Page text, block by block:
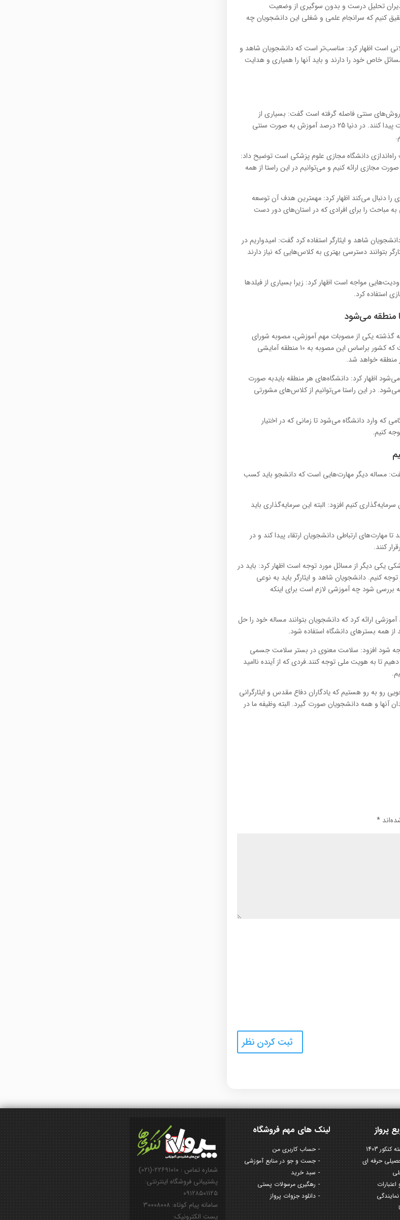
تحلیل درست و بدون سوگیری از وضعیت
کنیم که سرانجام علمی و شغلی این دانشجویان چه
است اظهار کرد: مناسب‌تر است که دانشجویان شاهد و
خاص خود را دارند و باید آنها را همیاری و هدایت
روش‌های سنتی فاصله گرفته است گفت: بسیاری از
آموزش‌ها مجازی شده و افراد می‌توانند به صورت مجازی به مباحث دست پیدا کنند. در دنیا 25 درصد آموزش به صورت سنتی
راه‌اندازی دانشگاه مجازی علوم پزشکی است توضیح داد:
مجازی ارائه کنیم و می‌توانیم در این راستا از همه
را دنبال می‌کند اظهار کرد: مهمترین هدف آن توسعه
مباحث را برای افرادی که در استان‌های دور دست
شاهد و ایثارگر استفاده کرد گفت: امیدواریم در
بتوانند دسترسی بهتری به کلاس‌هایی که نیاز دارند
مواجه است اظهار کرد: زیرا بسیاری از فیلدها
استفاده کرد.
منطقه می‌شود
گذشته یکی از مصوبات مهم آموزشی، مصوبه شورای
عالی انقلاب فرهنگی در حوزه آموزش پزشکی آمایش آموزش پزشکی است که کشور براساس این مصوبه به 10 منطقه آمایشی
منطقه خواهد شد.
اظهار کرد: دانشگاه‌های هر منطقه بایدبه صورت
در این راستا می‌توانیم از کلاس‌های مشورتی
که وارد دانشگاه می‌شود تا زمانی که در اختیار
کنیم.
مساله دیگر مهارت‌هایی است که دانشجو باید کسب
کنیم افزود: البته این سرمایه‌گذاری باید
مهارت‌های ارتباطی دانشجویان ارتقاء پیدا کند و در
کنند.
یکی دیگر از مسائل مورد توجه است اظهار کرد: باید در
کنیم. دانشجویان شاهد و ایثارگر باید به نوعی
بررسی شود چه آموزشی لازم است برای اینکه
ارائه کرد که دانشجویان بتوانند مساله خود را حل
از همه بسترهای دانشگاه استفاده شود.
توجه شود افزود: سلامت معنوی در بستر سلامت جسمی
تا به هویت ملی توجه کنند.فردی که از آینده ناامید
رو به رو هستیم که یادگاران دفاع مقدس و ایثارگرانی
و همه دانشجویان صورت گیرد. البته وظیفه ما در
*
شماره تماس : ۲۲۶۹۱۰۱۰-(۰۲۱)
پشتیبانی فروشگاه اینترنتی:
۰۹۱۲۸۵۰۱۱۲۵
سامانه پیام کوتاه: ۳۰۰۰۸۰۰۸
پست الکترونیک:
لینک های مهم فروشگاه
حساب کاربری من
جست و جو در منابع آموزشی
سبد خرید
رهگیری مرسولات پستی
دانلود جزوات پرواز
پرواز
1403
حرفه ای